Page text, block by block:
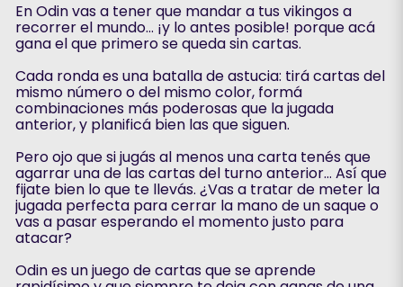
En Odin vas a tener que mandar a tus vikingos a
recorrer el mundo… ¡y lo antes posible! porque acá
gana el que primero se queda sin cartas.
Cada ronda es una batalla de astucia: tirá cartas del
mismo número o del mismo color, formá
combinaciones más poderosas que la jugada
anterior, y planificá bien las que siguen.
Pero ojo que si jugás al menos una carta tenés que
agarrar una de las cartas del turno anterior… Así que
fijate bien lo que te llevás. ¿Vas a tratar de meter la
jugada perfecta para cerrar la mano de un saque o
vas a pasar esperando el momento justo para
atacar?
Odin es un juego de cartas que se aprende